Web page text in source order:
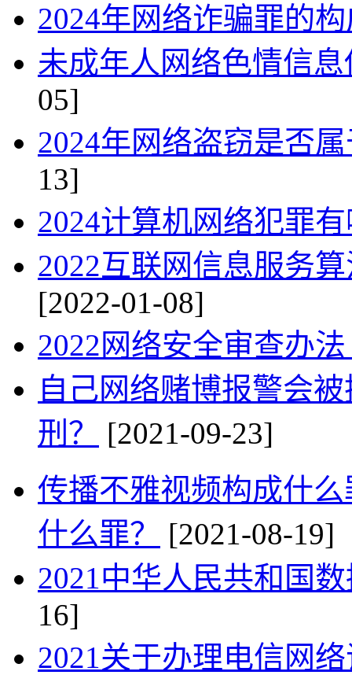
2024年网络诈骗罪的
未成年人网络色情信
05]
2024年网络盗窃是否
13]
2024计算机网络犯罪
2022互联网信息服务
[2022-01-08]
2022网络安全审查办
自己网络赌博报警会
刑？
[2021-09-23]
传播不雅视频构成什
什么罪？
[2021-08-19]
2021中华人民共和国
16]
2021关于办理电信网